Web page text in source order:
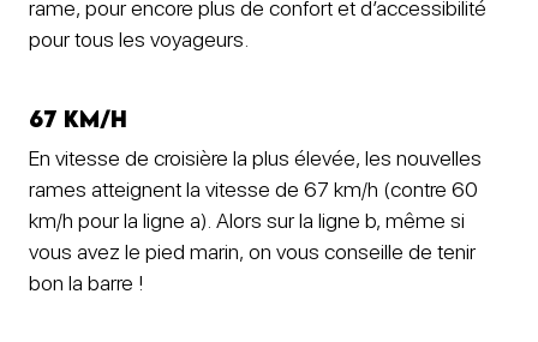
rame, pour encore plus de confort et d’accessibilité
pour tous les voyageurs.
67 km/h
En vitesse de croisière la plus élevée, les nouvelles
rames atteignent la vitesse de 67 km/h (contre 60
km/h pour la ligne a). Alors sur la ligne b, même si
vous avez le pied marin, on vous conseille de tenir
bon la barre !